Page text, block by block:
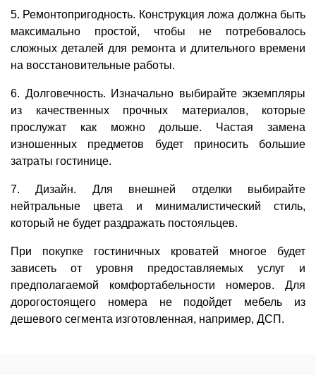
5. Ремонтопригодность. Конструкция ложа должна быть
максимально простой, чтобы не потребовалось
сложных деталей для ремонта и длительного времени
на восстановительные работы.
6. Долговечность. Изначально выбирайте экземпляры
из качественных прочных материалов, которые
прослужат как можно дольше. Частая замена
изношенных предметов будет приносить большие
затраты гостинице.
7. Дизайн. Для внешней отделки выбирайте
нейтральные цвета и минималистический стиль,
который не будет раздражать постояльцев.
При покупке гостиничных кроватей многое будет
зависеть от уровня предоставляемых услуг и
предполагаемой комфортабельности номеров. Для
дорогостоящего номера не подойдет мебель из
дешевого сегмента изготовленная, например, ДСП.